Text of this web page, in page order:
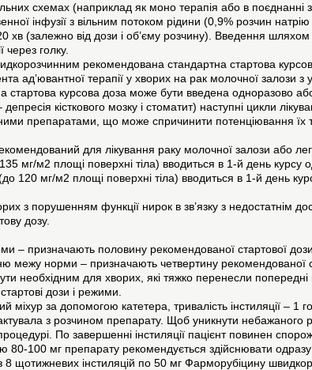
схемах (наприклад як моно терапія або в
інфузії з вільним потоком рідини (0,9% розчин
(залежно від дози і об’єму розчину). Введення шляхом
через голку.
рекомендована стандартна стартова
ад’ювантної терапії у хворих на рак молочної
курсова доза може бути введена одноразово
кісткового мозку і стоматит) наступні цикли
препаратами, що може спричинити потенціювання їх
для лікування раку молочної залози або
мг/м2 площі поверхні тіла) вводиться в 1-й день курсу
120 мг/м2 площі поверхні тіла) вводиться в 1-й день
з порушенням функції нирок в зв’язку з недостатнім
дозу.
– призначають половину рекомендованої стартової
межу норми – призначають четвертину рекомендованої
для хворих, які тяжко перенесли попередні
дози і режими.
за допомогою катетера, тривалість інстиляції – 1
з розчином препарату. Щоб уникнути
По завершенні інстиляції пацієнт повинен
100 мг препарату рекомендується здійснювати одразу
інстиляцій по 50 мг Фарморубіцину